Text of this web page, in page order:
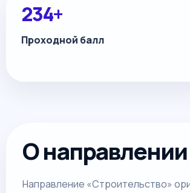
234+
Проходной балл
О направлении
Направление «Строительство»